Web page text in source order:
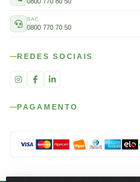
SAC
0800 770 70 50
REDES SOCIAIS
PAGAMENTO